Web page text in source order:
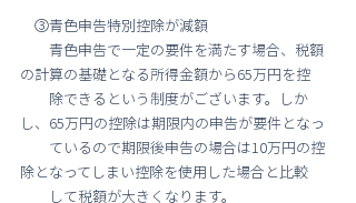
③青色申告特別控除が減額
青色申告で一定の要件を満たす場合、税額
の計算の基礎となる所得金額から65万円を控
除できるという制度がございます。しか
し、65万円の控除は期限内の申告が要件となっ
ているので期限後申告の場合は10万円の控
除となってしまい控除を使用した場合と比較
して税額が大きくなります。